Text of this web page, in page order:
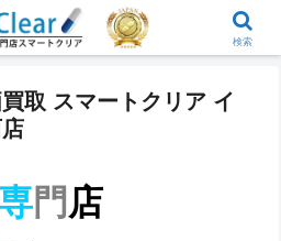
取 スマートクリア イ
門 店
検索